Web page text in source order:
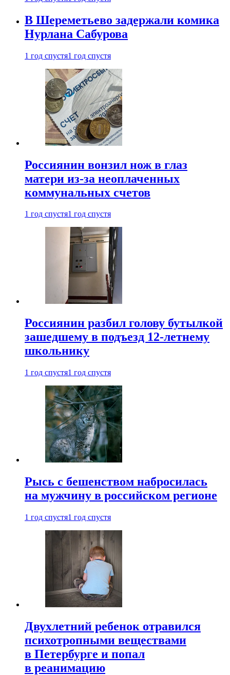
В Шереметьево задержали комика
Нурлана Сабурова
1 год спустя1 год спустя
Россиянин вонзил нож в глаз
матери из-за неоплаченных
коммунальных счетов
1 год спустя1 год спустя
Россиянин разбил голову бутылкой
зашедшему в подъезд 12-летнему
школьнику
1 год спустя1 год спустя
Рысь с бешенством набросилась
на мужчину в российском регионе
1 год спустя1 год спустя
Двухлетний ребенок отравился
психотропными веществами
в Петербурге и попал
в реанимацию